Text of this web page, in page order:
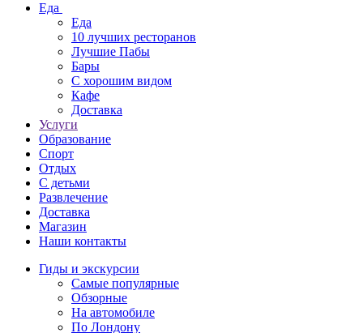
Еда
Еда
10 лучших ресторанов
Лучшие Пабы
Бары
С хорошим видом
Кафе
Доставка
Услуги
Образование
Спорт
Отдых
С детьми
Развлечение
Доставка
Магазин
Наши контакты
Гиды и экскурсии
Самые популярные
Обзорные
На автомобиле
По Лондону